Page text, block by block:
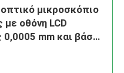
μικροσκόπιο
με οθόνη LCD
0,0005 mm και βάση